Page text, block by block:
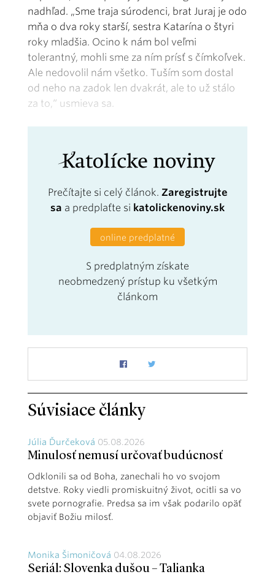
nadhľad. „Sme traja súrodenci, brat Juraj je odo
mňa o dva roky starší, sestra Katarína o štyri
roky mladšia. Ocino k nám bol veľmi
tolerantný, mohli sme za ním prísť s čímkoľvek.
Ale nedovolil nám všetko. Tuším som dostal
od neho na zadok len dvakrát, ale to už stálo
za to,“ usmieva sa.
Prečítajte si celý článok. Zaregistrujte
sa a predplaťte si katolickenoviny.sk
online predplatné
S predplatným získate
neobmedzený prístup ku všetkým
článkom
Súvisiace články
Júlia Ďurčeková 05.08.2026
Minulosť nemusí určovať budúcnosť
Odklonili sa od Boha, zanechali ho vo svojom
detstve. Roky viedli promiskuitný život, ocitli sa vo
svete pornografie. Predsa sa im však podarilo opäť
objaviť Božiu milosť.
Monika Šimoničová 04.08.2026
Seriál: Slovenka dušou – Talianka